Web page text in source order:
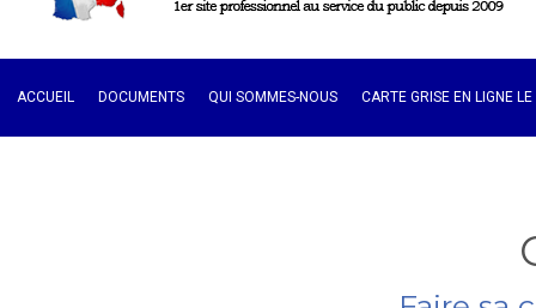
ACCUEIL DOCUMENTS QUI SOMMES-NOUS CARTE GRISE EN LIGNE